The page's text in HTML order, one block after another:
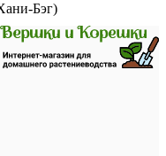
Бэг)